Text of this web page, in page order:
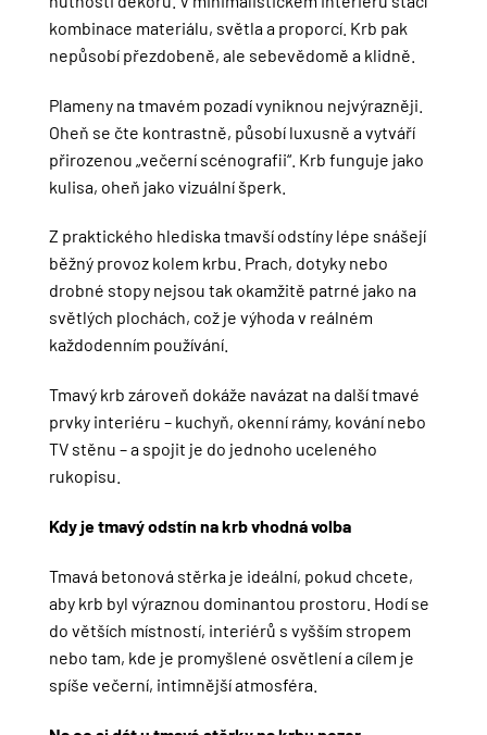
kombinace materiálu, světla a proporcí. Krb pak
nepůsobí přezdobeně, ale sebevědomě a klidně.
Plameny na tmavém pozadí vyniknou nejvýrazněji.
Oheň se čte kontrastně, působí luxusně a vytváří
přirozenou „večerní scénografii“. Krb funguje jako
kulisa, oheň jako vizuální šperk.
Z praktického hlediska tmavší odstíny lépe snášejí
běžný provoz kolem krbu. Prach, dotyky nebo
drobné stopy nejsou tak okamžitě patrné jako na
světlých plochách, což je výhoda v reálném
každodenním používání.
Tmavý krb zároveň dokáže navázat na další tmavé
prvky interiéru – kuchyň, okenní rámy, kování nebo
TV stěnu – a spojit je do jednoho uceleného
rukopisu.
Kdy je tmavý odstín na krb vhodná volba
Tmavá betonová stěrka je ideální, pokud chcete,
aby krb byl výraznou dominantou prostoru. Hodí se
do větších místností, interiérů s vyšším stropem
nebo tam, kde je promyšlené osvětlení a cílem je
spíše večerní, intimnější atmosféra.